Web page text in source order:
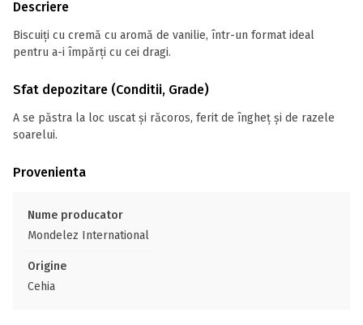
Descriere
Biscuiți cu cremă cu aromă de vanilie, într-un format ideal
pentru a-i împărți cu cei dragi.
Sfat depozitare (Conditii, Grade)
A se păstra la loc uscat și răcoros, ferit de îngheț și de razele
soarelui.
Provenienta
Nume producator
Mondelez International
Origine
Cehia